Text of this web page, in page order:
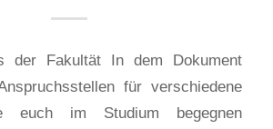
der Fakultät In dem Dokument
für verschiedene
euch im Studium begegnen